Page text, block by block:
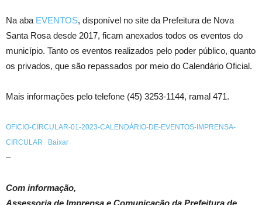
Na aba EVENTOS, disponível no site da Prefeitura de Nova
Santa Rosa desde 2017, ficam anexados todos os eventos do
município. Tanto os eventos realizados pelo poder público, quanto
os privados, que são repassados por meio do Calendário Oficial.
Mais informações pelo telefone (45) 3253-1144, ramal 471.
OFICIO-CIRCULAR-01-2023-CALENDÁRIO-DE-EVENTOS-IMPRENSA-
CIRCULAR
Baixar
–
Com informação,
Assessoria de Imprensa e Comunicação da Prefeitura de